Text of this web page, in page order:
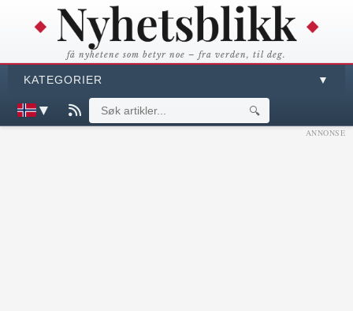
få nyhetene som betyr noe – fra verden, til deg.
KATEGORIER ▼
▼ 🔍
ANNONSE